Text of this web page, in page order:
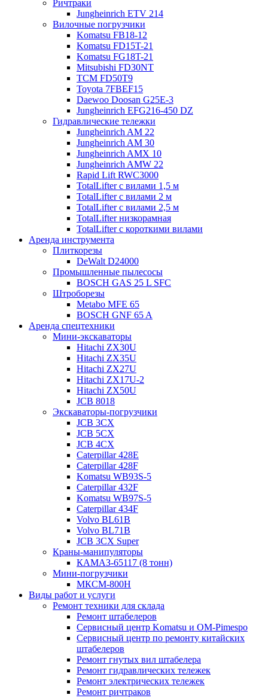
Ричтраки
Jungheinrich ETV 214
Вилочные погрузчики
Komatsu FB18-12
Komatsu FD15T-21
Komatsu FG18T-21
Mitsubishi FD30NT
TCM FD50T9
Toyota 7FBEF15
Daewoo Doosan G25E-3
Jungheinrich EFG216-450 DZ
Гидравлические тележки
Jungheinrich AM 22
Jungheinrich AM 30
Jungheinrich AMX 10
Jungheinrich AMW 22
Rapid Lift RWC3000
TotalLifter с вилами 1,5 м
TotalLifter с вилами 2 м
TotalLifter с вилами 2,5 м
TotalLifter низкорамная
TotalLifter с короткими вилами
Аренда инструмента
Плиткорезы
DeWalt D24000
Промышленные пылесосы
BOSCH GAS 25 L SFC
Штроборезы
Metabo MFE 65
BOSCH GNF 65 A
Аренда спецтехники
Мини-экскаваторы
Hitachi ZX30U
Hitachi ZX35U
Hitachi ZX27U
Hitachi ZX17U-2
Hitachi ZX50U
JCB 8018
Экскаваторы-погрузчики
JCB 3CX
JCB 5CX
JCB 4CX
Caterpillar 428E
Caterpillar 428F
Komatsu WB93S-5
Caterpillar 432F
Komatsu WB97S-5
Caterpillar 434F
Volvo BL61B
Volvo BL71B
JCB 3CX Super
Краны-манипуляторы
КАМАЗ-65117 (8 тонн)
Мини-погрузчики
МКСМ-800H
Виды работ и услуги
Ремонт техники для склада
Ремонт штабелеров
Сервисный центр Komatsu и OM-Pimespo
Сервисный центр по ремонту китайских
штабелеров
Ремонт гнутых вил штабелера
Ремонт гидравлических тележек
Ремонт электрических тележек
Ремонт ричтраков